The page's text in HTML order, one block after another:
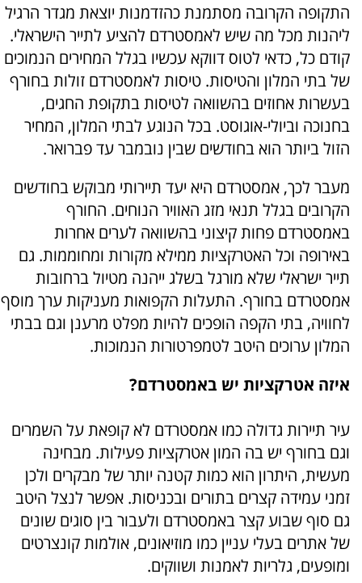
התקופה הקרובה מסתמנת כהזדמנות יוצאת מגדר הרגיל
ליהנות מכל מה שיש לאמסטרדם להציע לתייר הישראלי.
קודם כל, כדאי לטוס דווקא עכשיו בגלל המחירים הנמוכים
של בתי המלון והטיסות. טיסות לאמסטרדם זולות בחורף
בעשרות אחוזים בהשוואה לטיסות בתקופת החגים,
בחנוכה וביולי-אוגוסט. בכל הנוגע לבתי המלון, המחיר
הזול ביותר הוא בחודשים שבין נובמבר עד פברואר.
מעבר לכך, אמסטרדם היא יעד תיירותי מבוקש בחודשים
הקרובים בגלל תנאי מזג האוויר הנוחים. החורף
באמסטרדם פחות קיצוני בהשוואה לערים אחרות
באירופה וכל האטרקציות ממילא מקורות ומחוממות. גם
תייר ישראלי שלא מורגל בשלג ייהנה מטיול ברחובות
אמסטרדם בחורף. התעלות הקפואות מעניקות ערך מוסף
לחוויה, בתי הקפה הופכים להיות מפלט מרענן וגם בבתי
המלון ערוכים היטב לטמפרטורות הנמוכות.
איזה אטרקציות יש באמסטרדם?
עיר תיירות גדולה כמו אמסטרדם לא קופאת על השמרים
וגם בחורף יש בה המון אטרקציות פעילות. מבחינה
מעשית, היתרון הוא כמות קטנה יותר של מבקרים ולכן
זמני עמידה קצרים בתורים ובכניסות. אפשר לנצל היטב
גם סוף שבוע קצר באמסטרדם ולעבור בין סוגים שונים
של אתרים בעלי עניין כמו מוזיאונים, אולמות קונצרטים
ומופעים, גלריות לאמנות ושווקים.